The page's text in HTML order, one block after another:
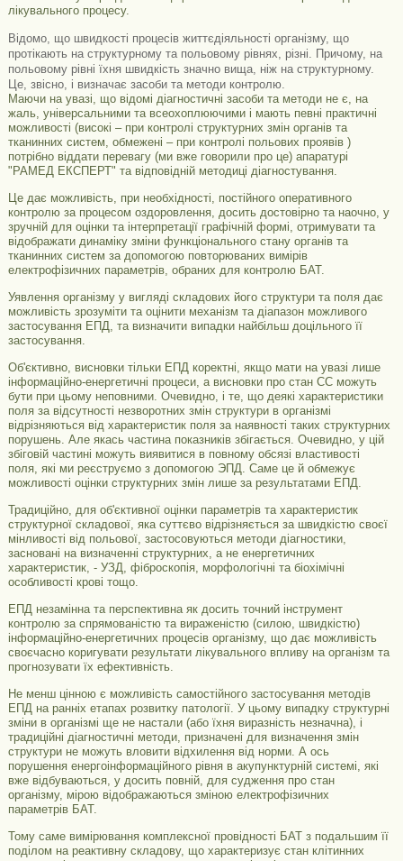
лікувального процесу.
Відомо, що швидкості процесів життєдіяльності організму, що
протікають на структурному та польовому рівнях, різні. Причому, на
польовому рівні їхня швидкість значно вища, ніж на структурному.
Це, звісно, ​​і визначає засоби та методи контролю.
Маючи на увазі, що відомі діагностичні засоби та методи не є, на
жаль, універсальними та всеохоплюючими і мають певні практичні
можливості (високі – при контролі структурних змін органів та
тканинних систем, обмежені – при контролі польових проявів )
потрібно віддати перевагу (ми вже говорили про це) апаратурі
"РАМЕД ЕКСПЕРТ" та відповідній методиці діагностування.
Це дає можливість, при необхідності, постійного оперативного
контролю за процесом оздоровлення, досить достовірно та наочно, у
зручній для оцінки та інтерпретації графічній формі, отримувати та
відображати динаміку зміни функціонального стану органів та
тканинних систем за допомогою повторюваних вимірів
електрофізичних параметрів, обраних для контролю БАТ.
Уявлення організму у вигляді складових його структури та поля дає
можливість зрозуміти та оцінити механізм та діапазон можливого
застосування ЕПД, та визначити випадки найбільш доцільного її
застосування.
Об'єктивно, висновки тільки ЕПД коректні, якщо мати на увазі лише
інформаційно-енергетичні процеси, а висновки про стан СС можуть
бути при цьому неповними. Очевидно, і те, що деякі характеристики
поля за відсутності незворотних змін структури в організмі
відрізняються від характеристик поля за наявності таких структурних
порушень. Але якась частина показників збігається. Очевидно, у цій
збіговій частині можуть виявитися в повному обсязі властивості
поля, які ми реєструємо з допомогою ЭПД. Саме це й обмежує
можливості оцінки структурних змін лише за результатами ЕПД.
Традиційно, для об'єктивної оцінки параметрів та характеристик
структурної складової, яка суттєво відрізняється за швидкістю своєї
мінливості від польової, застосовуються методи діагностики,
засновані на визначенні структурних, а не енергетичних
характеристик, - УЗД, фіброскопія, морфологічні та біохімічні
особливості крові тощо.
ЕПД незамінна та перспективна як досить точний інструмент
контролю за спрямованістю та вираженістю (силою, швидкістю)
інформаційно-енергетичних процесів організму, що дає можливість
своєчасно коригувати результати лікувального впливу на організм та
прогнозувати їх ефективність.
Не менш цінною є можливість самостійного застосування методів
ЕПД на ранніх етапах розвитку патології. У цьому випадку структурні
зміни в організмі ще не настали (або їхня виразність незначна), і
традиційні діагностичні методи, призначені для визначення змін
структури не можуть вловити відхилення від норми. А ось
порушення енергоінформаційного рівня в акупунктурній системі, які
вже відбуваються, у досить повній, для судження про стан
організму, мірою відображаються зміною електрофізичних
параметрів БАТ.
Тому саме вимірювання комплексної провідності БАТ з подальшим її
поділом на реактивну складову, що характеризує стан клітинних